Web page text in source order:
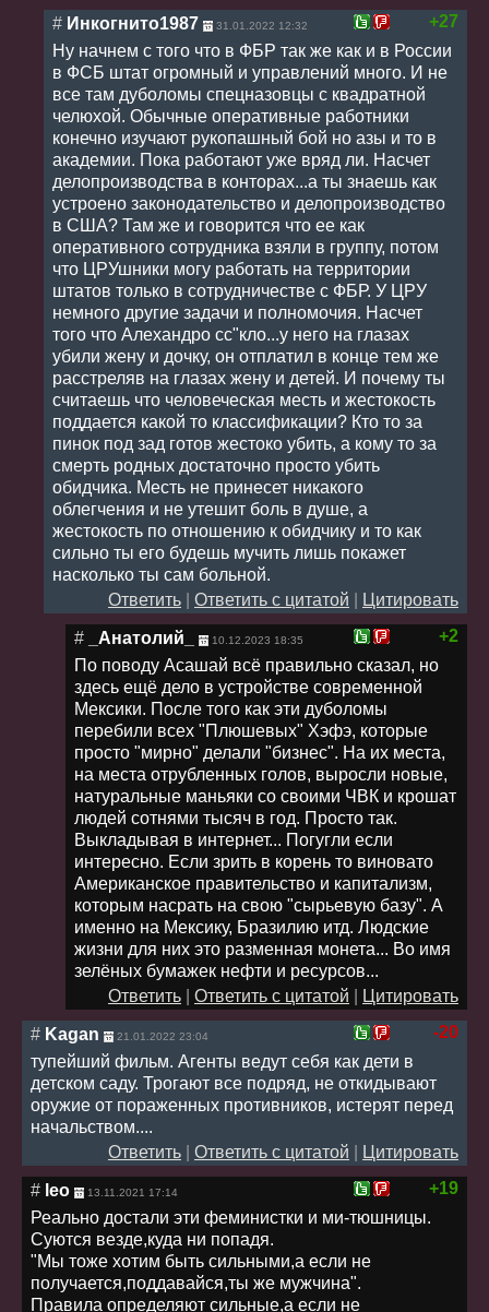
+27
# Инкогнито1987 31.01.2022 12:32
Ну начнем с того что в ФБР так же как и в России
в ФСБ штат огромный и управлений много. И не
все там дуболомы спецназовцы с квадратной
челюхой. Обычные оперативные работники
конечно изучают рукопашный бой но азы и то в
академии. Пока работают уже вряд ли. Насчет
делопроизводства в конторах...а ты знаешь как
устроено законодательство и делопроизводство
в США? Там же и говорится что ее как
оперативного сотрудника взяли в группу, потом
что ЦРУшники могу работать на территории
штатов только в сотрудничестве с ФБР. У ЦРУ
немного другие задачи и полномочия. Насчет
того что Алехандро сс"кло...у него на глазах
убили жену и дочку, он отплатил в конце тем же
расстреляв на глазах жену и детей. И почему ты
считаешь что человеческая месть и жестокость
поддается какой то классификации? Кто то за
пинок под зад готов жестоко убить, а кому то за
смерть родных достаточно просто убить
обидчика. Месть не принесет никакого
облегчения и не утешит боль в душе, а
жестокость по отношению к обидчику и то как
сильно ты его будешь мучить лишь покажет
насколько ты сам больной.
Ответить
Ответить с цитатой
Цитировать
+2
# _Анатолий_ 10.12.2023 18:35
По поводу Асашай всё правильно сказал, но
здесь ещё дело в устройстве современной
Мексики. После того как эти дуболомы
перебили всех "Плюшевых" Хэфэ, которые
просто "мирно" делали "бизнес". На их места,
на места отрубленных голов, выросли новые,
натуральные маньяки со своими ЧВК и крошат
людей сотнями тысяч в год. Просто так.
Выкладывая в интернет... Погугли если
интересно. Если зрить в корень то виновато
Американское правительство и капитализм,
которым насрать на свою "сырьевую базу". А
именно на Мексику, Бразилию итд. Людские
жизни для них это разменная монета... Во имя
зелёных бумажек нефти и ресурсов...
Ответить
Ответить с цитатой
Цитировать
-20
# Kagan 21.01.2022 23:04
тупейший фильм. Агенты ведут себя как дети в
детском саду. Трогают все подряд, не откидывают
оружие от пораженных противников, истерят перед
начальством....
Ответить
Ответить с цитатой
Цитировать
+19
# leo 13.11.2021 17:14
Реально достали эти феминистки и ми-тюшницы.
Суются везде,куда ни попадя.
"Мы тоже хотим быть сильными,а если не
получается,поддавайся,ты же мужчина".
Правила определяют сильные,а если не